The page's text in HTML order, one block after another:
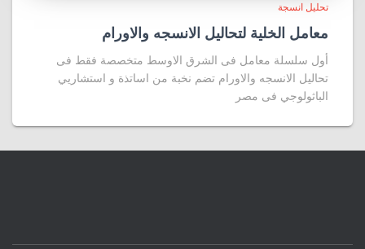
تحليل انسجة
معامل الخلية لتحاليل الانسجه والاورام
أول سلسلة معامل فى الشرق الاوسط متخصصة فقط فى
تحاليل الانسجه والاورام تضم نخبة من اساتذة و استشاريي
الباثولوجي فى مصر